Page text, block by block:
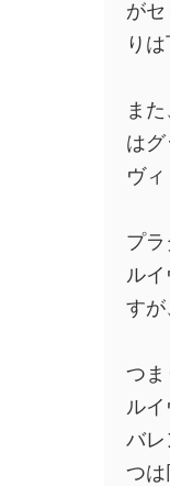
が
り
ま
は
ヴ
プラ
ル
すが
つ
ル
バレ
つは